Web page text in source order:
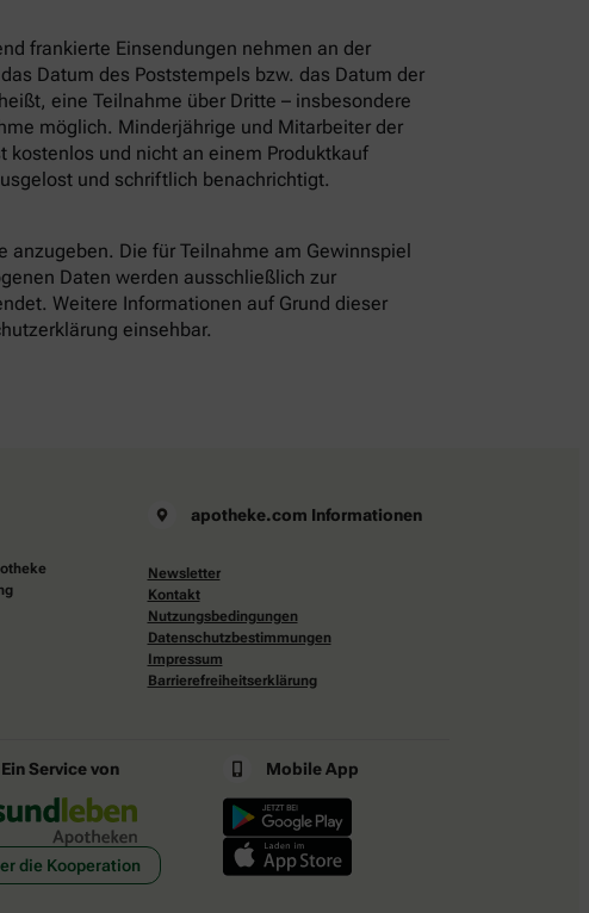
frankierte Einsendungen nehmen an der
Datum des Poststempels bzw. das Datum der
eine Teilnahme über Dritte – insbesondere
möglich. Minderjährige und Mitarbeiter der
und nicht an einem Produktkauf
und schriftlich benachrichtigt.
Die für Teilnahme am Gewinnspiel
Daten werden ausschließlich zur
Weitere Informationen auf Grund dieser
einsehbar.
apotheke.com Informationen
Newsletter
Kontakt
Nutzungsbedingungen
Datenschutzbestimmungen
Impressum
Barrierefreiheitserklärung
Ein Service von
die Kooperation
Mobile App